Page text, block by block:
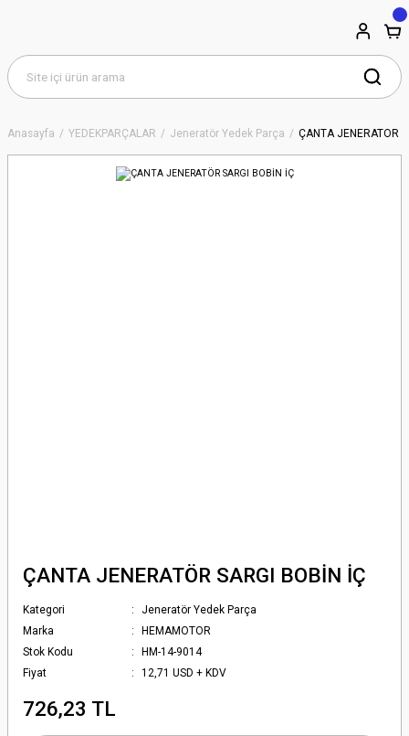
Anasayfa YEDEKPARÇALAR Jeneratör Yedek Parça ÇANTA JENERATÖR
ÇANTA JENERATÖR SARGI BOBİN İÇ
Kategori
Jeneratör Yedek Parça
Marka
HEMAMOTOR
Stok Kodu
HM-14-9014
Fiyat
12,71 USD + KDV
726,23 TL